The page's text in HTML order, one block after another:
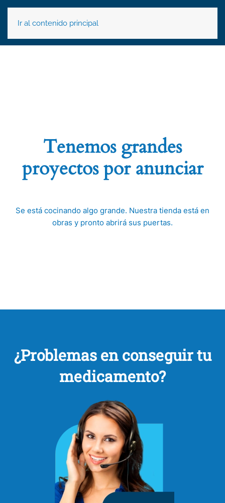
Ir al contenido principal
Tenemos grandes
proyectos por anunciar
Se está cocinando algo grande. Nuestra tienda está en
obras y pronto abrirá sus puertas.
¿Problemas en conseguir tu
medicamento?